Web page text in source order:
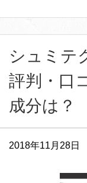
シュミテ
評判・口
成分は？
2018年11月28日